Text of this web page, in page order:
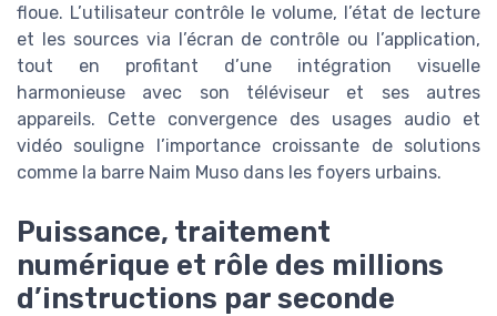
floue. L’utilisateur contrôle le volume, l’état de lecture
et les sources via l’écran de contrôle ou l’application,
tout en profitant d’une intégration visuelle
harmonieuse avec son téléviseur et ses autres
appareils. Cette convergence des usages audio et
vidéo souligne l’importance croissante de solutions
comme la barre Naim Muso dans les foyers urbains.
Puissance, traitement
numérique et rôle des millions
d’instructions par seconde